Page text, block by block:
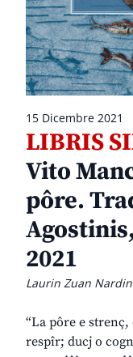
15 Dicembre 2021
LIBRIS
Vito
pôre.
2021
Laurin Zuan Nardin
“La pôre e
respîr; ducj o